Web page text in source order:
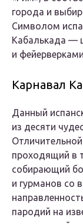
города и
Символом
Кабалькада —
и
Карнавал
Данный
из десяти
проходящий в
собирающий
и гурманов со
пародий на